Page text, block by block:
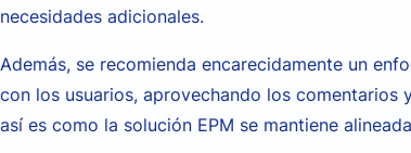
necesidades adicionales.
Además, se recomienda encarecidamente un
con los usuarios, aprovechando los
así es como la solución EPM se mantiene